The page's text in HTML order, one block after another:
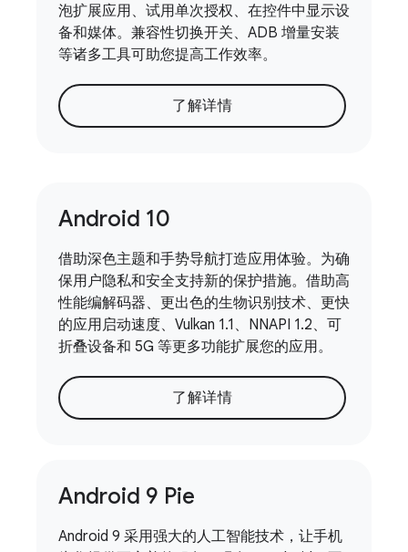
泡扩展应用、试用单次授权、在控件中显示设
备和媒体。兼容性切换开关、ADB 增量安装
等诸多工具可助您提高工作效率。
了解详情
Android 10
借助深色主题和手势导航打造应用体验。为确
保用户隐私和安全支持新的保护措施。借助高
性能编解码器、更出色的生物识别技术、更快
的应用启动速度、Vulkan 1.1、NNAPI 1.2、可
折叠设备和 5G 等更多功能扩展您的应用。
了解详情
Android 9 Pie
Android 9 采用强大的人工智能技术，让手机